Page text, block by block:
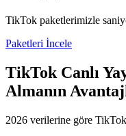
TikTok paketlerimizle
Paketleri İncele
TikTok Canlı
Almanın
2026 verilerine göre TikTok